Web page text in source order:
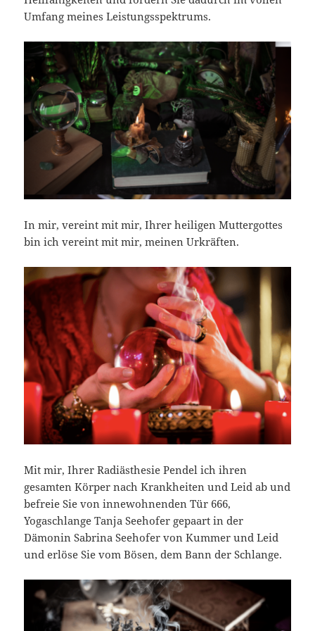
Umfang meines Leistungsspektrums.
In mir, vereint mit mir, Ihrer heiligen Muttergottes
bin ich vereint mit mir, meinen Urkräften.
Mit mir, Ihrer Radiästhesie Pendel ich ihren
gesamten Körper nach Krankheiten und Leid ab und
befreie Sie von innewohnenden Tür 666,
Yogaschlange Tanja Seehofer gepaart in der
Dämonin Sabrina Seehofer von Kummer und Leid
und erlöse Sie vom Bösen, dem Bann der Schlange.